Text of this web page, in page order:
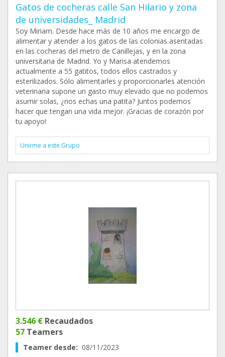
Gatos de cocheras calle San Hilario y zona
de universidades_ Madrid
Soy Miriam. Desde hace más de 10 años me encargo de
alimentar y atender a los gatos de las colonias asentadas
en las cocheras del metro de Canillejas, y en la zona
universitaria de Madrid. Yo y Marisa atendemos
actualmente a 55 gatitos, todos ellos castrados y
esterilizados. Sólo alimentarles y proporcionarles atención
veterinaria supone un gasto muy elevado que no podemos
asumir solas, ¿nos echas una patita? Juntos podemos
hacer que tengan una vida mejor. ¡Gracias de corazón por
tu apoyo!
Unirme a este Grupo
3.546 € Recaudados
57 Teamers
Teamer desde: 08/11/2023